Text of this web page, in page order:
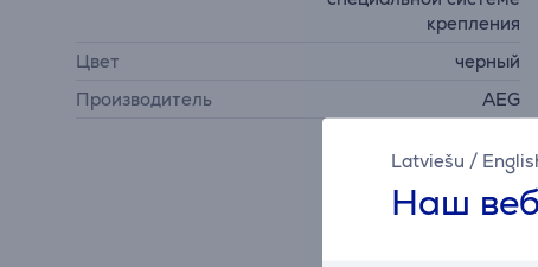
Latviešu /
Наш
крепления
Цвет
черный
Производитель
AEG